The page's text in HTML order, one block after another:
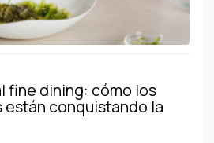
fine dining: cómo los
conquistando la